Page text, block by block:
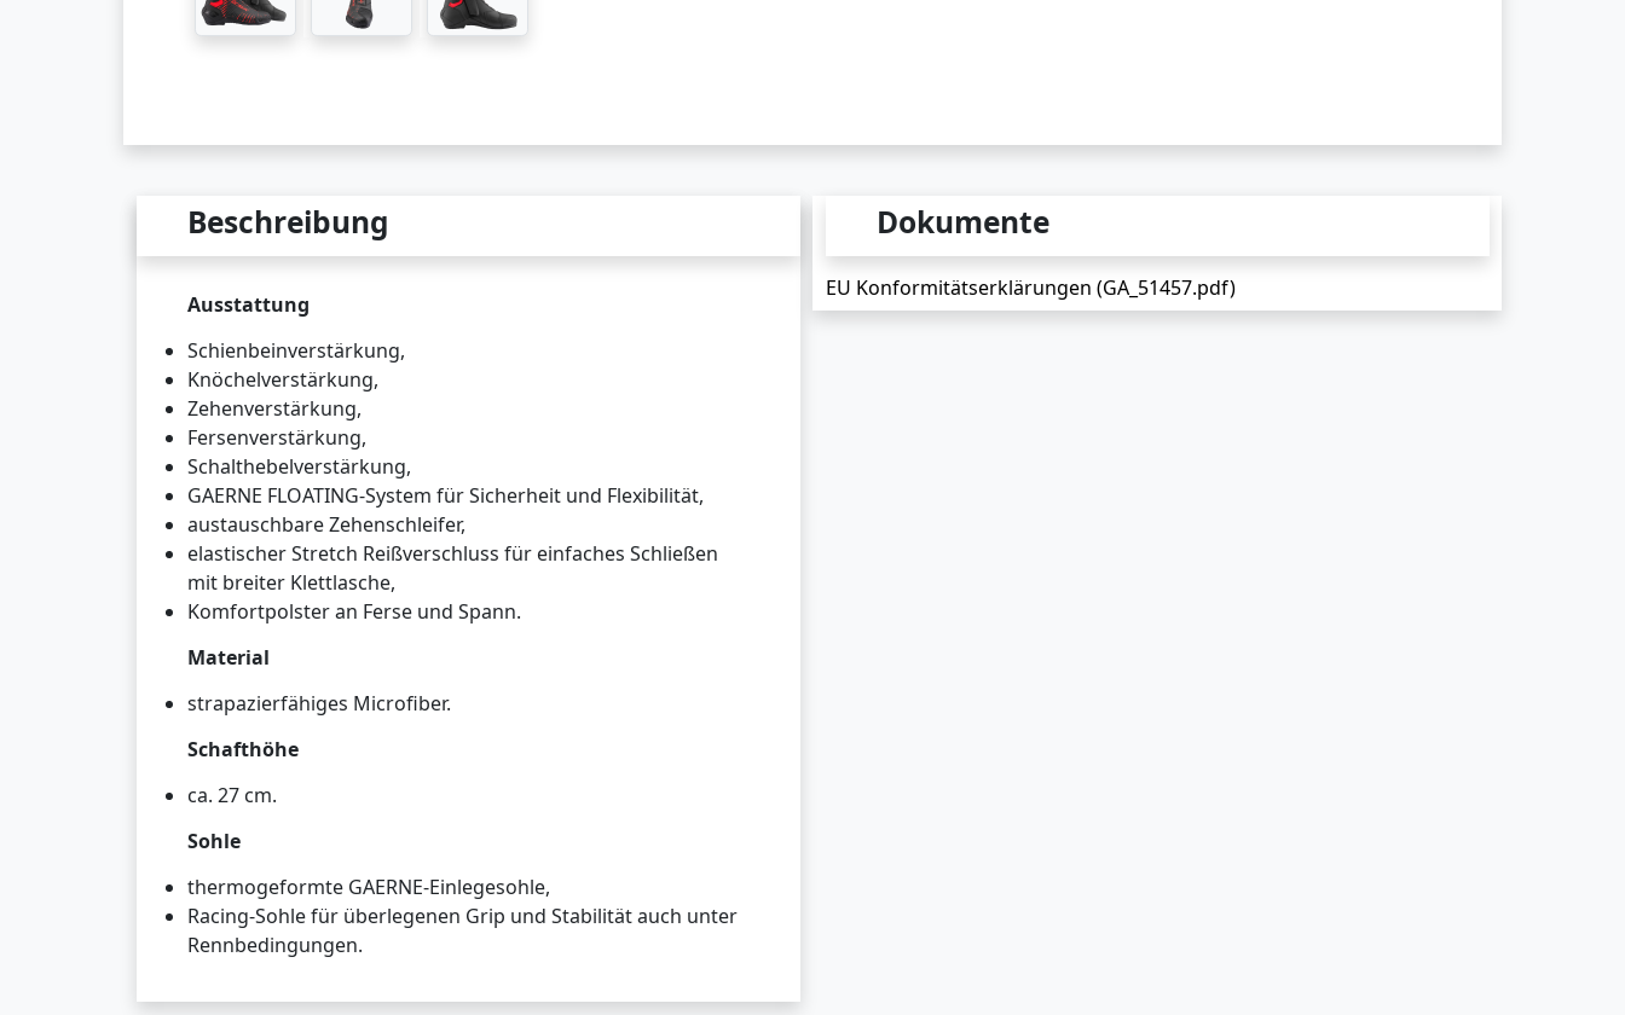
Beschreibung
Ausstattung
Schienbeinverstärkung,
Knöchelverstärkung,
Zehenverstärkung,
Fersenverstärkung,
Schalthebelverstärkung,
GAERNE FLOATING-System für Sicherheit und Flexibilität,
austauschbare Zehenschleifer,
elastischer Stretch Reißverschluss für einfaches Schließen
mit breiter Klettlasche,
Komfortpolster an Ferse und Spann.
Material
strapazierfähiges Microfiber.
Schafthöhe
ca. 27 cm.
Sohle
thermogeformte GAERNE-Einlegesohle,
Racing-Sohle für überlegenen Grip und Stabilität auch unter
Rennbedingungen.
Dokumente
EU Konformitätserklärungen (GA_51457.pdf)